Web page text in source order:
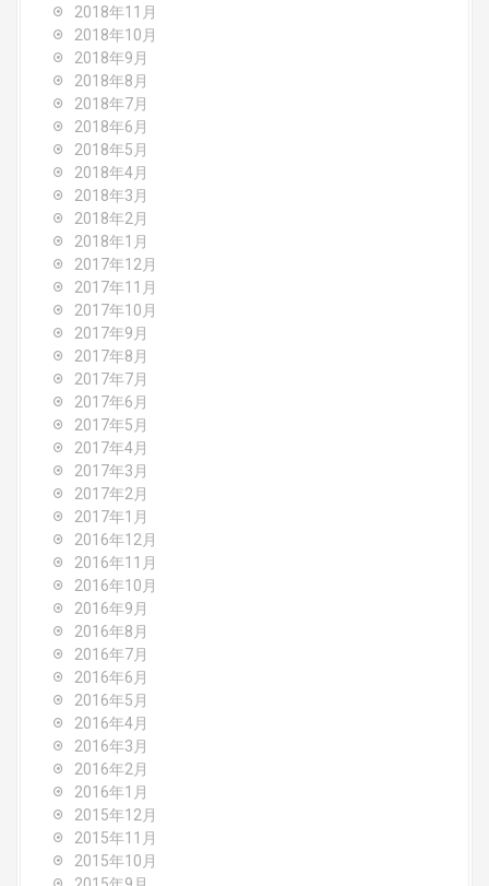
2018年11月
2018年10月
2018年9月
2018年8月
2018年7月
2018年6月
2018年5月
2018年4月
2018年3月
2018年2月
2018年1月
2017年12月
2017年11月
2017年10月
2017年9月
2017年8月
2017年7月
2017年6月
2017年5月
2017年4月
2017年3月
2017年2月
2017年1月
2016年12月
2016年11月
2016年10月
2016年9月
2016年8月
2016年7月
2016年6月
2016年5月
2016年4月
2016年3月
2016年2月
2016年1月
2015年12月
2015年11月
2015年10月